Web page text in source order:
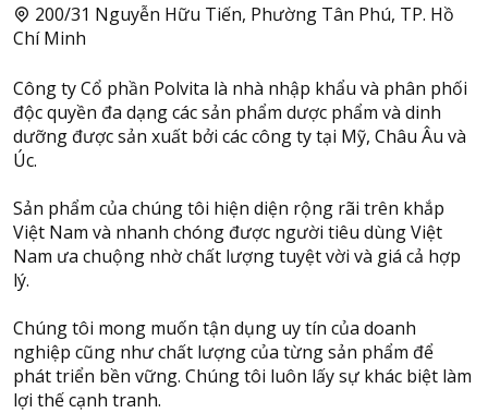
200/31 Nguyễn Hữu Tiến, Phường Tân Phú, TP. Hồ
Chí Minh
Công ty Cổ phần Polvita là nhà nhập khẩu và phân phối
độc quyền đa dạng các sản phẩm dược phẩm và dinh
dưỡng được sản xuất bởi các công ty tại Mỹ, Châu Âu và
Úc.
Sản phẩm của chúng tôi hiện diện rộng rãi trên khắp
Việt Nam và nhanh chóng được người tiêu dùng Việt
Nam ưa chuộng nhờ chất lượng tuyệt vời và giá cả hợp
lý.
Chúng tôi mong muốn tận dụng uy tín của doanh
nghiệp cũng như chất lượng của từng sản phẩm để
phát triển bền vững. Chúng tôi luôn lấy sự khác biệt làm
lợi thế cạnh tranh.